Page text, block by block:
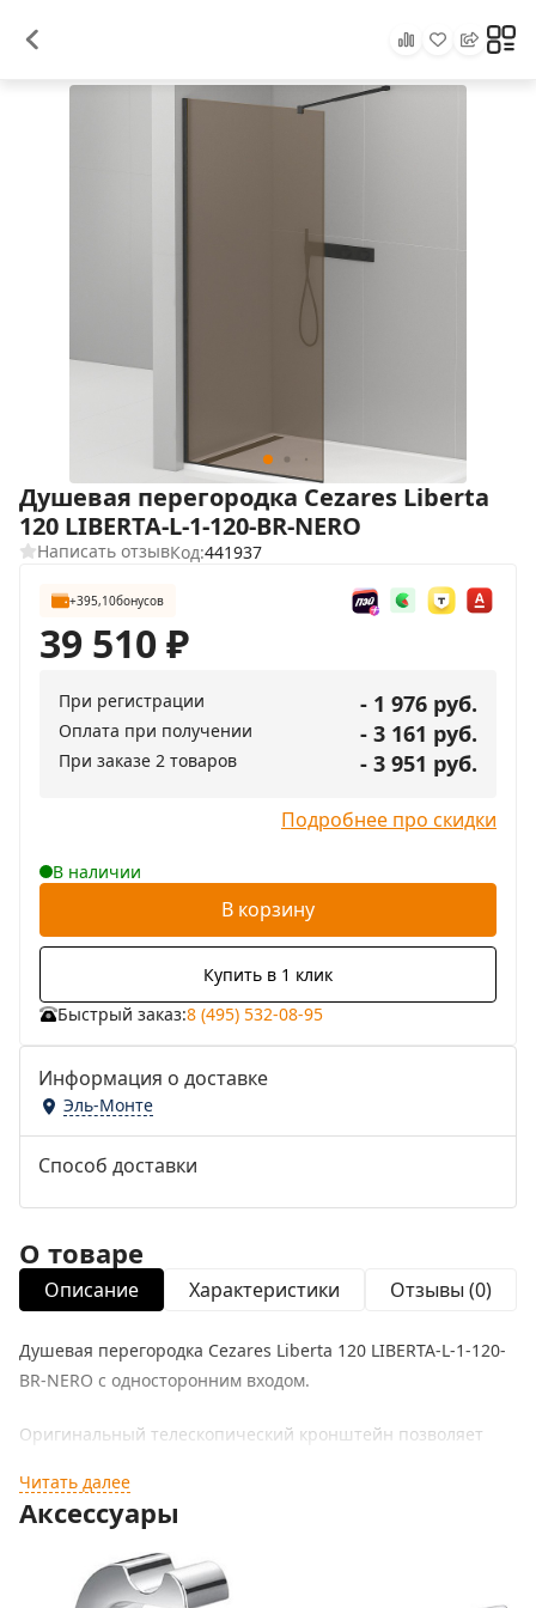
Душевая перегородка Cezares Liberta
120 LIBERTA-L-1-120-BR-NERO
Написать отзывКод:441937
+395,10бонусов
39 510₽
При регистрации - 1 976 руб.
Оплата при получении - 3 161 руб.
При заказе 2 товаров - 3 951 руб.
Подробнее про скидки
В наличии
В корзину
Купить в 1 клик
Быстрый заказ:8 (495) 532-08-95
Информация о доставке
Эль-Монте
Способ доставки
О товаре
Описание Характеристики Отзывы (0)
Душевая перегородка Cezares Liberta 120 LIBERTA-L-1-120-
BR-NERO с односторонним входом.
Оригинальный телескопический кронштейн позволяет
Характеристики:
Цвет профиля: черный матовый.
Цвет стекла: бронзовое.
Читать далее
Аксессуары